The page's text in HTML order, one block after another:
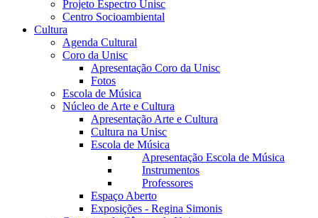
Projeto Espectro Unisc
Centro Socioambiental
Cultura
Agenda Cultural
Coro da Unisc
Apresentação Coro da Unisc
Fotos
Escola de Música
Núcleo de Arte e Cultura
Apresentação Arte e Cultura
Cultura na Unisc
Escola de Música
Apresentação Escola de Música
Instrumentos
Professores
Espaço Aberto
Exposições - Regina Simonis